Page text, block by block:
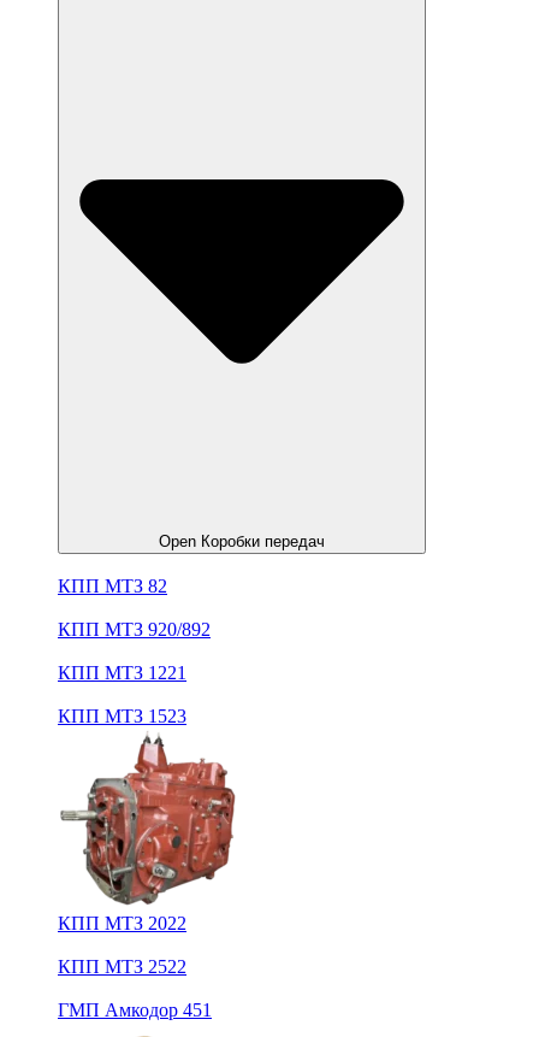
Open Коробки передач
КПП МТЗ 82
КПП МТЗ 920/892
КПП МТЗ 1221
КПП МТЗ 1523
КПП МТЗ 2022
КПП МТЗ 2522
ГМП Амкодор 451